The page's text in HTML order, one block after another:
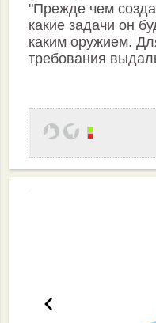
"Прежде чем
какие задачи он
каким оружием.
требования